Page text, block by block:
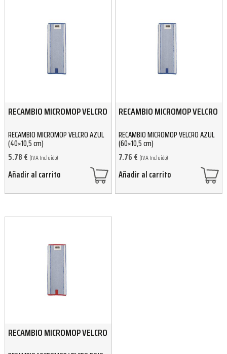
RECAMBIO MICROMOP VELCRO
RECAMBIO MICROMOP VELCRO AZUL
(40×10,5 cm)
5.78 € (IVA Incluido)
Añadir al carrito
RECAMBIO MICROMOP VELCRO
RECAMBIO MICROMOP VELCRO AZUL
(60×10,5 cm)
7.76 € (IVA Incluido)
Añadir al carrito
RECAMBIO MICROMOP VELCRO